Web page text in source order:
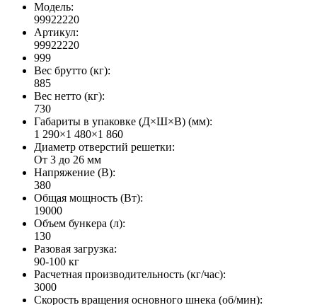
Модель:
99922220
Артикул:
99922220
999
Вес брутто (кг):
885
Вес нетто (кг):
730
Габариты в упаковке (Д×Ш×В) (мм):
1 290×1 480×1 860
Диаметр отверстий решетки:
От 3 до 26 мм
Напряжение (В):
380
Общая мощность (Вт):
19000
Объем бункера (л):
130
Разовая загрузка:
90-100 кг
Расчетная производительность (кг/час):
3000
Скорость вращения основного шнека (об/мин):